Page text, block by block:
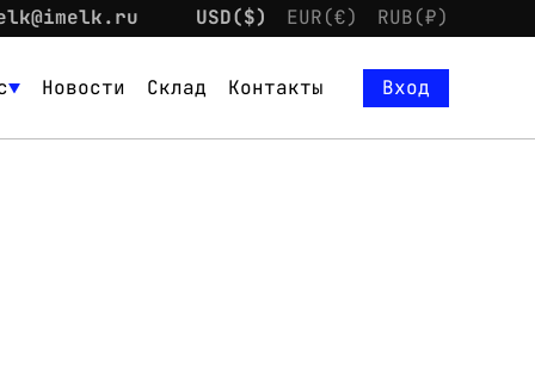
USD($) EUR(€) RUB(₽)
Новости Склад Контакты Вход